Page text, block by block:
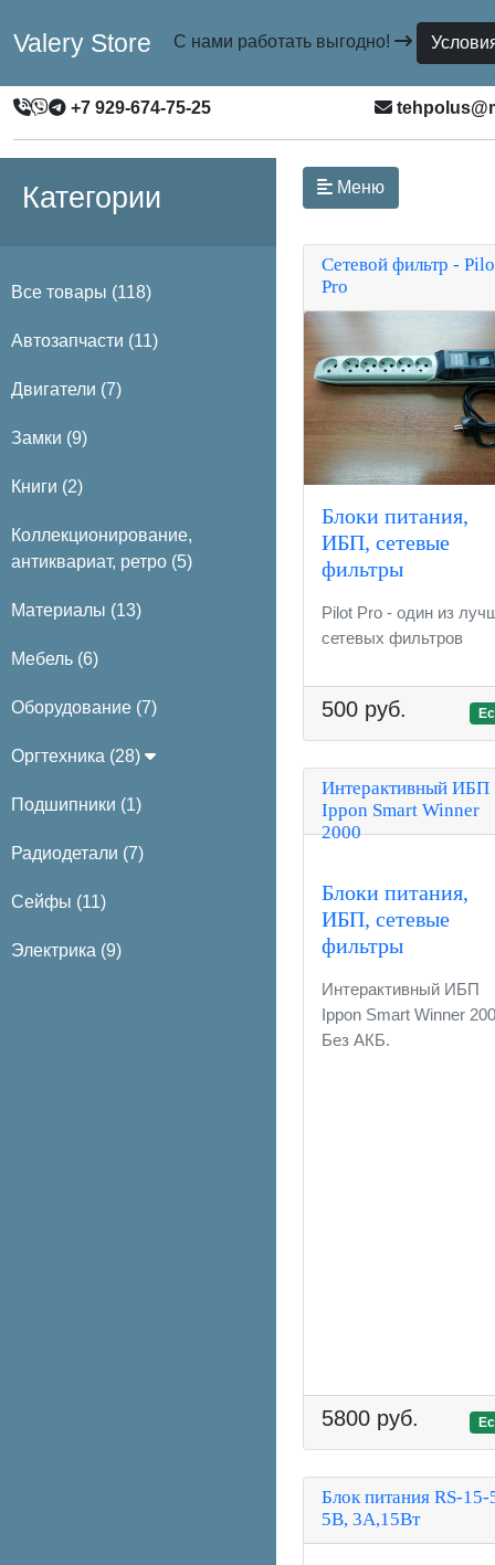
Valery Store С нами работать выгодно!
+7 929-674-75-25
Категории
Все товары (118)
Автозапчасти (11)
Двигатели (7)
Замки (9)
Книги (2)
Коллекционирование,
антиквариат, ретро (5)
Материалы (13)
Мебель (6)
Оборудование (7)
Оргтехника (28)
Подшипники (1)
Радиодетали (7)
Сейфы (11)
Электрика (9)
Меню
Сетевой фильтр -
Pro
Блоки питания,
ИБП, сетевые
фильтры
Pilot Pro - один из
сетевых фильтров
500 руб.
Интерактивный ИБП
Ippon Smart Winner
2000
Блоки питания,
ИБП, сетевые
фильтры
Интерактивный ИБП
Ippon Smart Winner
Без АКБ.
5800 руб.
Блок питания RS-15-
5В, 3А,15Вт